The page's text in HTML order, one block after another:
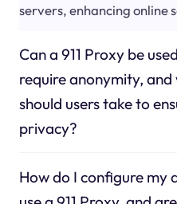
servers, enhancing online
Can a 911 Proxy be
require anonymity,
should users take to
privacy?
How do I configure my